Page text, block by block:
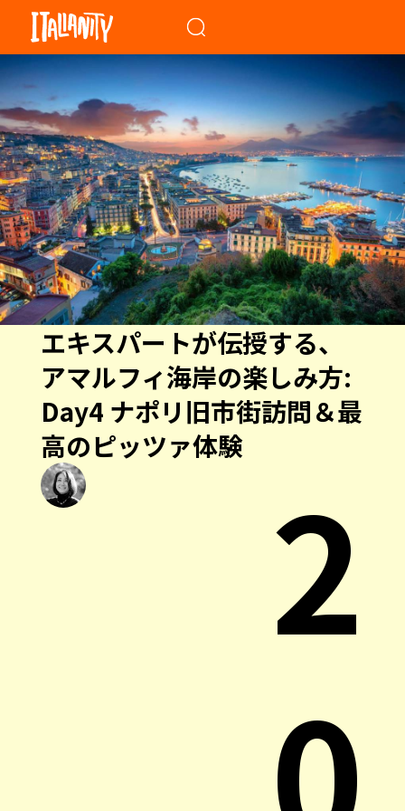
エキスパートが伝授する、
アマルフィ海岸の楽しみ方:
Day4 ナポリ旧市街訪問＆最
高のピッツァ体験
2